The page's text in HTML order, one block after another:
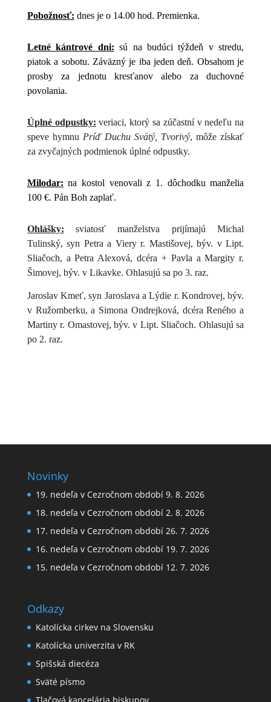
Pobožnosť: dnes je o 14.00 hod. Premienka.
Letné kántrové dni: sú na budúci týždeň v stredu,
piatok a sobotu. Záväzný je iba jeden deň. Obsahom je
prosby za jednotu kresťanov alebo za duchovné
povolania.
Úplné odpustky: veriaci, ktorý sa zúčastní v nedeľu na
speve hymnu Príď Duchu Svätý, Tvorivý, môže získať
za zvyčajných podmienok úplné odpustky.
Milodar: na kostol venovali z 1. dôchodku manželia
100 €. Pán Boh zaplať.
Ohlášky: sviatosť manželstva prijímajú Michal
Tulinský, syn Petra a Viery r. Mastišovej, býv. v Lipt.
Sliačoch, a Petra Alexová, dcéra + Pavla a Margity r.
Šimovej, býv. v Likavke. Ohlasujú sa po 3. raz.
Jaroslav Kmeť, syn Jaroslava a Lýdie r. Kondrovej, býv.
v Ružomberku, a Simona Ondrejková, dcéra Reného a
Martiny r. Omastovej, býv. v Lipt. Sliačoch. Ohlasujú sa
po 2. raz.
Novinky
19. nedeľa v Cezročnom období 9. 8. 2026
18. nedeľa v Cezročnom období 2. 8. 2026
17. nedeľa v Cezročnom období 26. 7. 2026
16. nedeľa v Cezročnom období 19. 7. 2026
15. nedeľa v Cezročnom období 12. 7. 2026
Odkazy
Katolícka cirkev na Slovensku
Katolícka univerzita v RK
Spišská diecéza
Sväté písmo